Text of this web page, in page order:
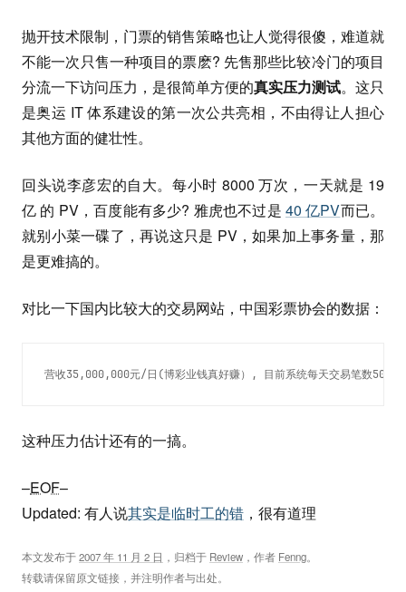
抛开技术限制，门票的销售策略也让人觉得很傻，难道就
不能一次只售一种项目的票麽? 先售那些比较冷门的项目
分流一下访问压力，是很简单方便的真实压力测试。这只
是奥运 IT 体系建设的第一次公共亮相，不由得让人担心
其他方面的健壮性。
回头说李彦宏的自大。每小时 8000 万次，一天就是 19
亿 的 PV，百度能有多少? 雅虎也不过是 40 亿PV而已。
就别小菜一碟了，再说这只是 PV，如果加上事务量，那
是更难搞的。
对比一下国内比较大的交易网站，中国彩票协会的数据：
营收35,000,000元/日(博彩业钱真好赚）, 目前系统每天交易笔数
这种压力估计还有的一搞。
–EOF–
Updated: 有人说其实是临时工的错 ，很有道理
本文发布于2007 年 11 月 2 日 ，归档于 Review ，作者 Fenng。
转载请保留原文链接，并注明作者与出处。